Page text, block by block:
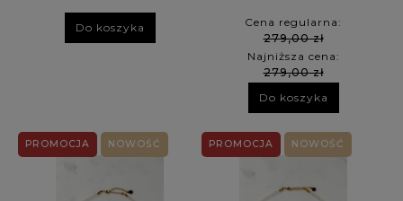
Do koszyka
Cena regularna:
279,00 zł
Najniższa cena:
279,00 zł
Do koszyka
PROMOCJA NOWOŚĆ PROMOCJA NOWOŚĆ